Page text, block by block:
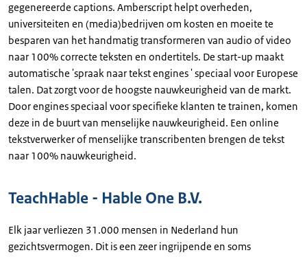
gegenereerde captions. Amberscript helpt overheden,
universiteiten en (media)bedrijven om kosten en moeite te
besparen van het handmatig transformeren van audio of video
naar 100% correcte teksten en ondertitels. De start-up maakt
automatische 'spraak naar tekstengines ' speciaal voor Europese
talen. Dat zorgt voor de hoogste nauwkeurigheid van de markt.
Doorenginesspeciaal voor specifieke klanten te trainen, komen
deze in de buurt van menselijke nauwkeurigheid. Een online
tekstverwerker of menselijke transcribenten brengen de tekst
naar 100% nauwkeurigheid.
TeachHable - Hable One B.V.
Elk jaar verliezen 31.000 mensen in Nederland hun
gezichtsvermogen. Dit is een zeer ingrijpende en soms